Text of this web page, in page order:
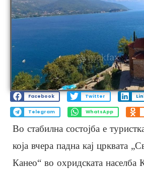
Facebook Twitter
Telegram WhatsApp
Во стабилна состојба е
која вчера падна кај црквата
Канео“ во охридската населба